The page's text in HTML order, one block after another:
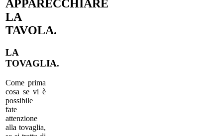
APPARECCHIARE
LA
TAVOLA.
LA
TOVAGLIA.
Come prima
cosa se vi è
possibile
fate
attenzione
alla tovaglia,